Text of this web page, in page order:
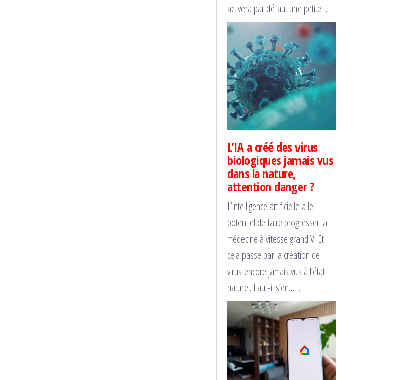
activera par défaut une petite……
L’IA a créé des virus
biologiques jamais vus
dans la nature,
attention danger ?
L’intelligence artificielle a le
potentiel de faire progresser la
médecine à vitesse grand V. Et
cela passe par la création de
virus encore jamais vus à l’état
naturel. Faut-il s’en……